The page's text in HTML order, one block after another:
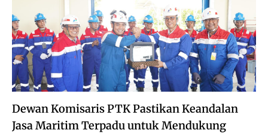
Dewan Komisaris PTK Pastikan Keandalan
Jasa Maritim Terpadu untuk Mendukung